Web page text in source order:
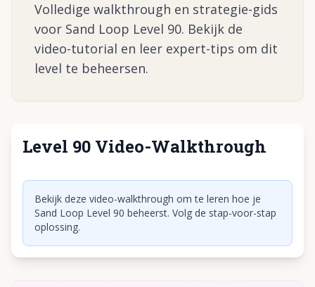
Volledige walkthrough en strategie-gids
voor Sand Loop Level 90. Bekijk de
video-tutorial en leer expert-tips om dit
level te beheersen.
Level 90 Video-Walkthrough
Klik om video af te spelen
Bekijk deze video-walkthrough om te leren hoe je
Sand Loop Level 90 beheerst. Volg de stap-voor-stap
oplossing.